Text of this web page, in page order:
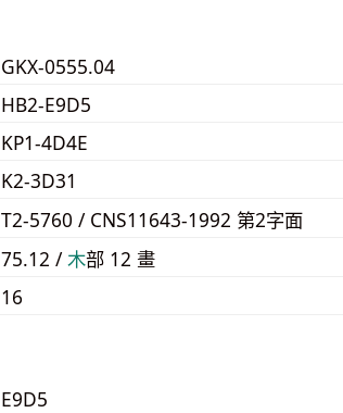
GKX-0555.04
HB2-E9D5
KP1-4D4E
K2-3D31
T2-5760 / CNS11643-1992 第2字面
75.12 /⽊部 12 畫
16
E9D5